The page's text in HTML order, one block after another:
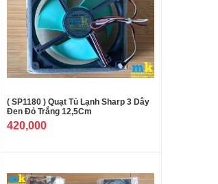
( SP1180 ) Quạt Tủ Lạnh Sharp 3 Dây
Đen Đỏ Trắng 12,5Cm
420,000